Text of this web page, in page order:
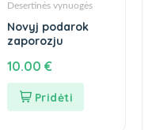
Desertinės vynuogės
Novyj podarok
zaporozju
10.00 €